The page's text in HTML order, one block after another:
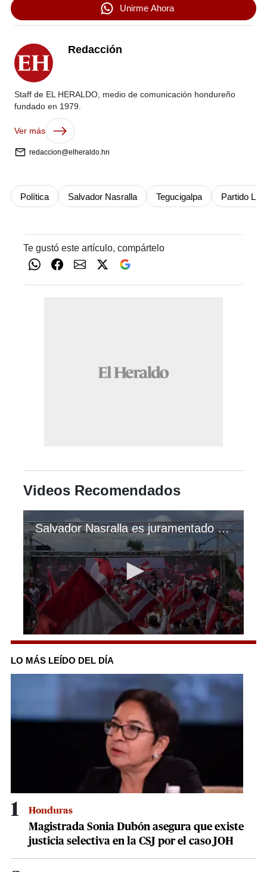
Unirme Ahora
Redacción
Staff de EL HERALDO, medio de comunicación hondureño
fundado en 1979.
Ver más
redaccion@elheraldo.hn
Política Salvador Nasralla Tegucigalpa Partido
Te gustó este artículo, compártelo
Videos Recomendados
Salvador Nasralla es juramentado como miembro del Partido Liberal
0
of
1
minute,
LO MÁS LEÍDO DEL DÍA
1 Honduras
Magistrada Sonia Dubón asegura que existe
justicia selectiva en la CSJ por el caso JOH